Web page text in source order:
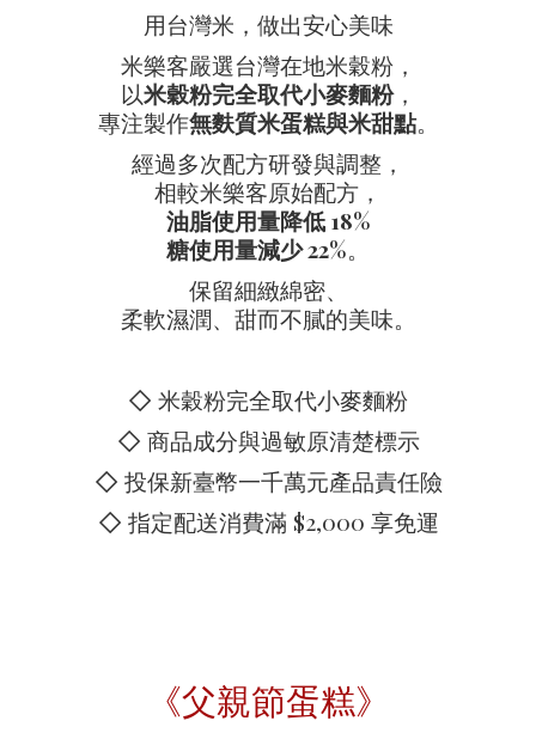
用台灣米，做出安心美味
米樂客嚴選台灣在地米穀粉，
以米穀粉完全取代小麥麵粉，
專注製作無麩質米蛋糕與米甜點。
經過多次配方研發與調整，
相較米樂客原始配方，
油脂使用量降低 18%
糖使用量減少 22%。
保留細緻綿密、
柔軟濕潤、甜而不膩的美味。
◇ 米穀粉完全取代小麥麵粉
◇ 商品成分與過敏原清楚標示
◇ 投保新臺幣一千萬元產品責任險
◇ 指定配送消費滿 $2,000 享免運
《父親節蛋糕》